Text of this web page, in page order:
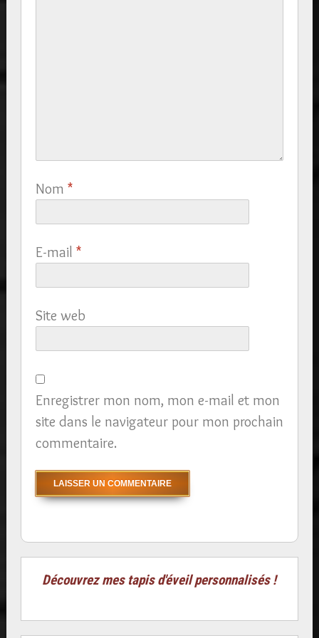
Nom *
E-mail *
Site web
Enregistrer mon nom, mon e-mail et mon
site dans le navigateur pour mon prochain
commentaire.
Découvrez mes tapis d'éveil personnalisés !